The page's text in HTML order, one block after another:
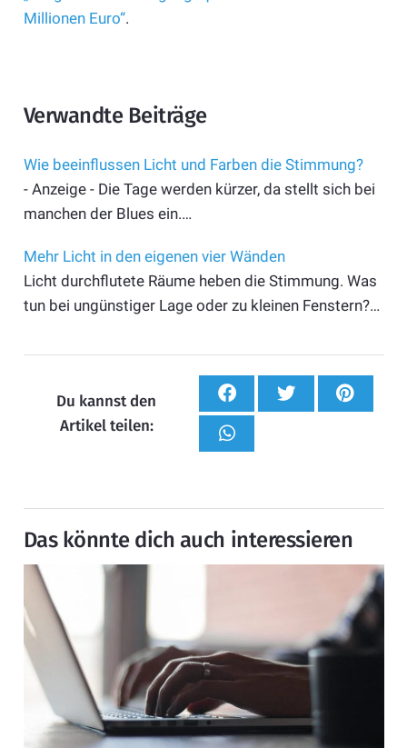
Millionen Euro“.
Verwandte Beiträge
Wie beeinflussen Licht und Farben die Stimmung?
- Anzeige - Die Tage werden kürzer, da stellt sich bei
manchen der Blues ein.…
Mehr Licht in den eigenen vier Wänden
Licht durchflutete Räume heben die Stimmung. Was
tun bei ungünstiger Lage oder zu kleinen Fenstern?…
Du kannst den
Artikel teilen:
Das könnte dich auch interessieren